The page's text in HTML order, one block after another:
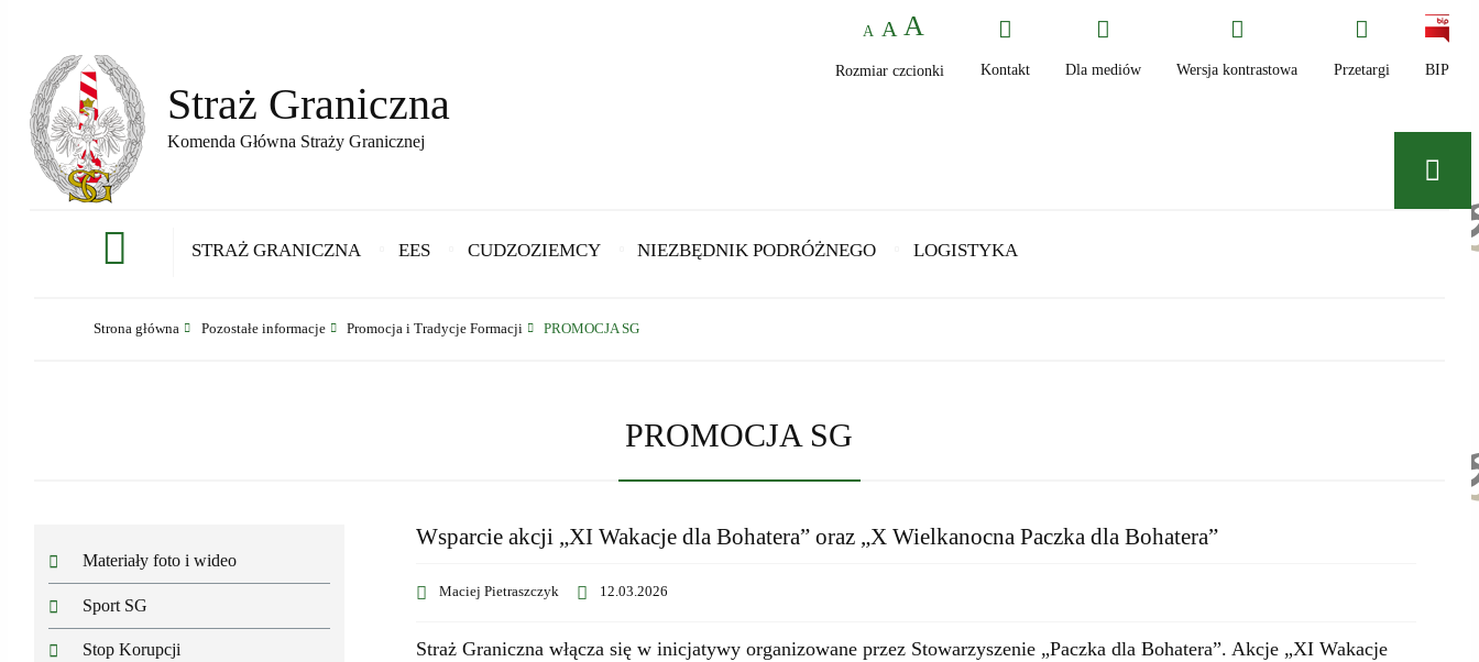
Straż Graniczna
Komenda Główna Straży Granicznej
Rozmiar czcionki Kontakt Dla mediów Wersja kontrastowa Przetargi BIP
STRAŻ GRANICZNA EES CUDZOZIEMCY NIEZBĘDNIK PODRÓŻNEGO LOGISTYKA
Strona główna Pozostałe informacje Promocja i Tradycje Formacji PROMOCJA SG
PROMOCJA SG
Materiały foto i wideo
Sport SG
Stop Korupcji
Wsparcie akcji „XI Wakacje dla Bohatera” oraz „X Wielkanocna Paczka dla Bohatera”
Maciej Pietraszczyk 12.03.2026
Straż Graniczna włącza się w inicjatywy organizowane przez Stowarzyszenie „Paczka dla Bohatera”. Akcje „XI Wakacje